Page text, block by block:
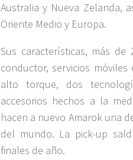
Australia y Nueva Zelanda,
Oriente Medio y Europa.
Sus características, más
conductor, servicios
alto torque, dos
accesorios hechos a la
hacen a nuevo Amarok una
del mundo. La pick-up
finales de año.